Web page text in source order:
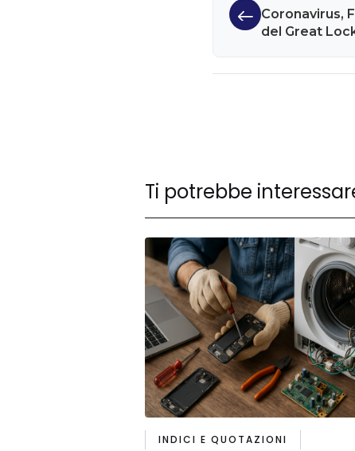
Coronavirus,
del Great
Ti potrebbe
INDICI E QUOTAZIONI